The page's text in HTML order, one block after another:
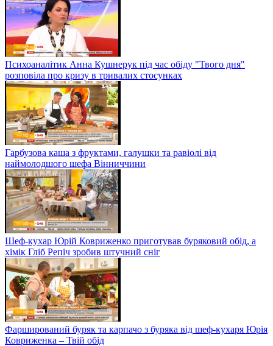
Психоаналітик Анна Кушнерук під час обіду "Твого дня"
розповіла про кризу в тривалих стосунках
Гарбузова каша з фруктами, галушки та равіолі від
наймолодшого шефа Вінниччини
Шеф-кухар Юрій Ковриженко приготував буряковий обід, а
хімік Гліб Репіч зробив штучний сніг
Фарширований буряк та карпачо з буряка від шеф-кухаря Юрія
Ковриженка – Твій обід